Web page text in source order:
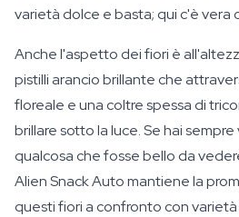
varietà dolce e basta; qui c'è vera
Anche l'aspetto dei fiori è
pistilli arancio brillante che
floreale e una coltre spessa di
brillare sotto la luce. Se hai
qualcosa che fosse bello da
Alien Snack Auto mantiene la
questi fiori a confronto con